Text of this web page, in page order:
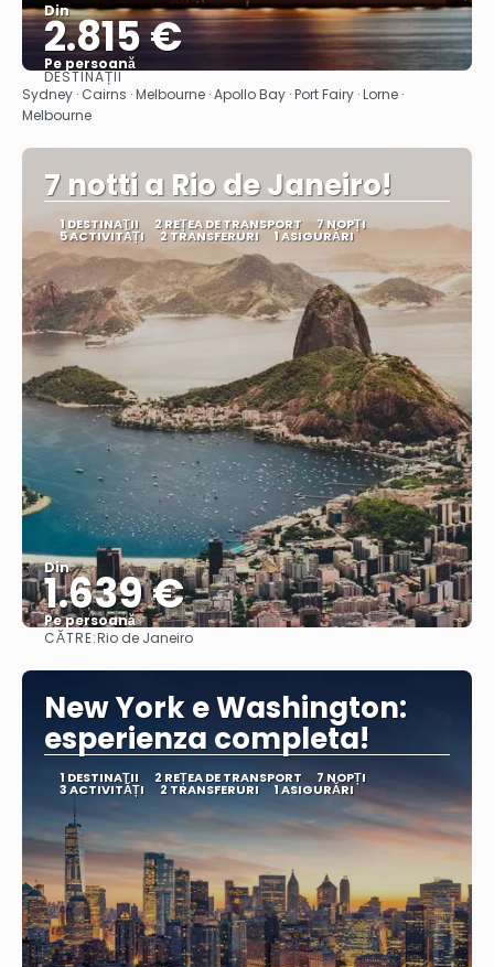
Din
2.815 €
Pe persoană
Vedea
DESTINAȚII
Sydney · Cairns · Melbourne · Apollo Bay · Port Fairy · Lorne ·
Melbourne
7 notti a Rio de Janeiro!
1 DESTINAŢII 2 REȚEA DE TRANSPORT 7 NOPȚI
5 ACTIVITĂȚI 2 TRANSFERURI 1 ASIGURĂRI
Din
1.639 €
Pe persoană
CĂTRE:Rio de Janeiro
New York e Washington:
esperienza completa!
1 DESTINAŢII 2 REȚEA DE TRANSPORT 7 NOPȚI
3 ACTIVITĂȚI 2 TRANSFERURI 1 ASIGURĂRI